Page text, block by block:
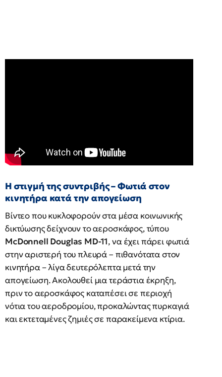
Η στιγμή της συντριβής – Φωτιά στον
κινητήρα κατά την απογείωση
Βίντεο που κυκλοφορούν στα μέσα κοινωνικής
δικτύωσης δείχνουν το αεροσκάφος, τύπου
McDonnell Douglas MD-11, να έχει πάρει φωτιά
στην αριστερή του πλευρά – πιθανότατα στον
κινητήρα – λίγα δευτερόλεπτα μετά την
απογείωση. Ακολουθεί μια τεράστια έκρηξη,
πριν το αεροσκάφος καταπέσει σε περιοχή
νότια του αεροδρομίου, προκαλώντας πυρκαγιά
και εκτεταμένες ζημιές σε παρακείμενα κτίρια.